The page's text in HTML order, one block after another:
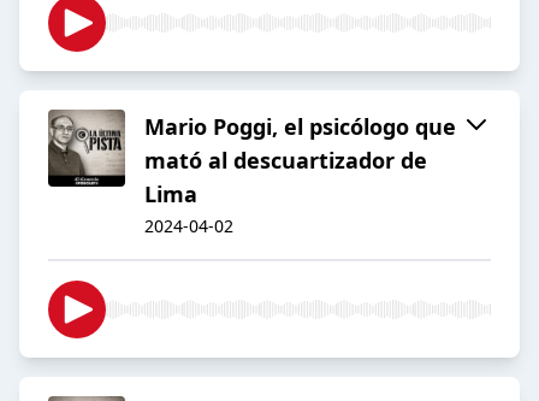
Mario Poggi, el psicólogo que
mató al descuartizador de
Lima
2024-04-02